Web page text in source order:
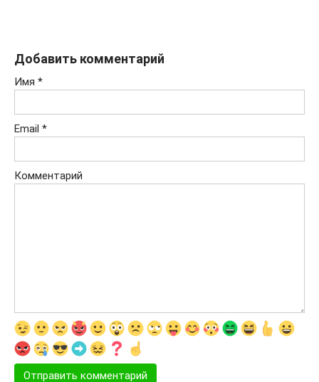
Добавить комментарий
Имя *
Email *
Комментарий